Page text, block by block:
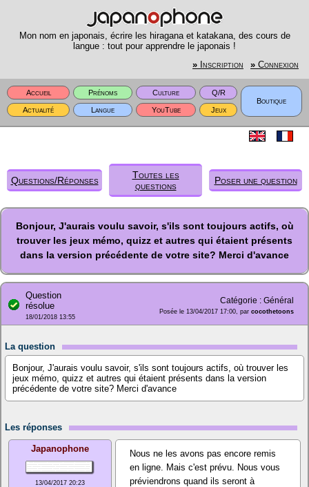
Mon nom en japonais, écrire les hiragana et katakana, des cours de
langue : tout pour apprendre le japonais !
» Inscription » Connexion
Accueil Prénoms Culture
Q/R
Boutique
Actualité
Langue YouTube Jeux
Questions/Réponses
Toutes les
questions
Poser une question
Bonjour, J'aurais voulu savoir, s'ils sont toujours actifs, où
trouver les jeux mémo, quizz et autres qui étaient présents
dans la version précédente de votre site? Merci d'avance
Question
résolue
18/01/2018 13:55
Catégorie : Général
Posée le 13/04/2017 17:00, par cocothetoons
La question
Bonjour, J'aurais voulu savoir, s'ils sont toujours actifs, où trouver les
jeux mémo, quizz et autres qui étaient présents dans la version
précédente de votre site? Merci d'avance
Les réponses
Japanophone
13/04/2017 20:23
Nous ne les avons pas encore remis
en ligne. Mais c'est prévu. Nous vous
préviendrons quand ils seront à